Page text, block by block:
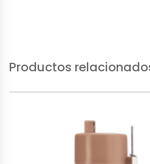
Productos